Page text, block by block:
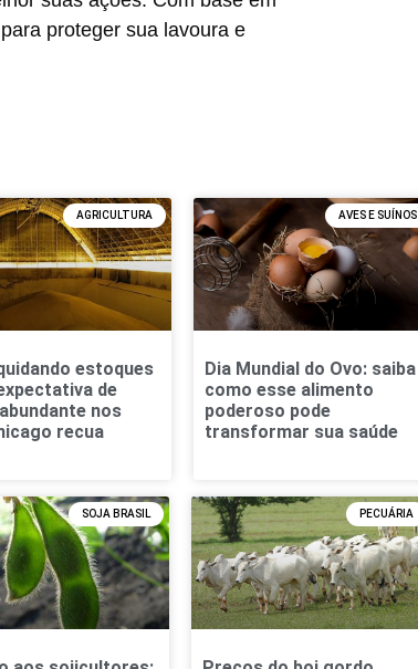
proteger sua lavoura e
AGRICULTURA
estoques
de
nos
recua
AVES E SUÍNOS
Dia Mundial do Ovo: saiba
como esse alimento
poderoso pode
transformar sua saúde
SOJA BRASIL PECUÁRIA